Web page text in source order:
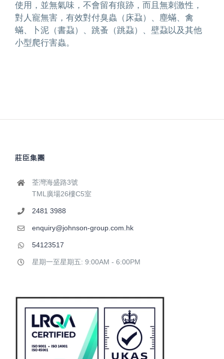
使用，並無氣味，不會留有痕跡，而且無刺激性，
對人寵無害，有效對付臭蟲（床蝨）、塵蟎、禽
蟎、卜泥（書蝨）、跳蚤（跳蝨）、壁蝨以及其他
小型爬行害蟲。
莊臣集團
荃灣海盛路3號
TML廣場26樓C5室
2481 3988
enquiry@johnson-group.com.hk
54123517
星期一至星期五: 9:00AM - 6:00PM